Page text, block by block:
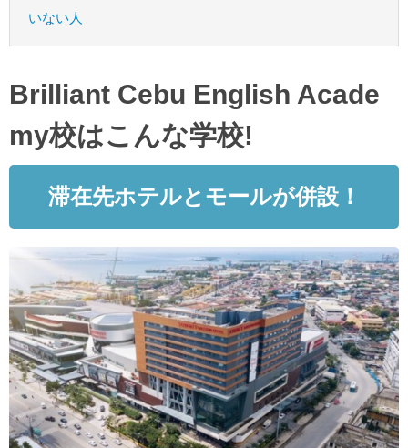
いない人
Brilliant Cebu English Acade
my校はこんな学校!
滞在先ホテルとモールが併設！